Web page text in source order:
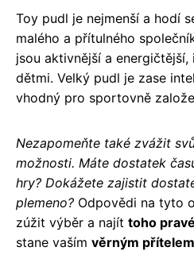
Toy pudl je nejmenší a hodí
malého a přítulného
jsou aktivnější a
dětmi. Velký pudl je zase
vhodný pro sportovně
Nezapomeňte také zvážit
možnosti. Máte dostatek
hry? Dokážete zajistit
plemeno? Odpovědi na tyto
zúžit výběr a najít toho
stane vaším věrným